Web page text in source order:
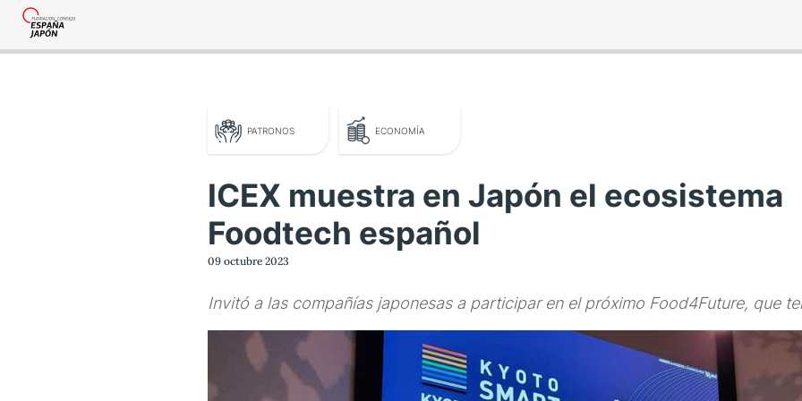
PATRONOS ECONOMÍA
ICEX muestra en Japón el ecosistema
Foodtech español
09 octubre 2023
Invitó a las compañías japonesas a participar en el próximo Food4Future, que